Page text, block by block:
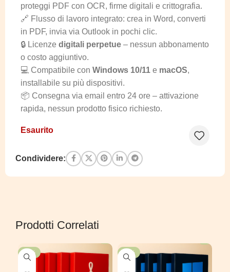
proteggi PDF con OCR, firme digitali e crittografia.
🔗 Flusso di lavoro integrato: crea in Word, converti
in PDF, invia via Outlook in pochi clic.
🔒 Licenze digitali perpetue – nessun abbonamento
o costo aggiuntivo.
💻 Compatibile con Windows 10/11 e macOS,
installabile su più dispositivi.
📦 Consegna via email entro 24 ore – attivazione
rapida, nessun prodotto fisico richiesto.
Esaurito
Condividere:
Prodotti Correlati
-47% -48%